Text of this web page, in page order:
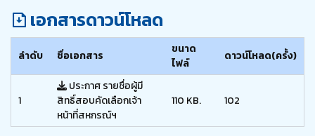
เอกสารดาวน์โหลด
ลำดับ ชื่อเอกสาร
ขนาด
ไฟล์
ดาวน์โหลด(ครั้ง)
1
ประกาศ รายชื่อผู้มี
สิทธิ์สอบคัดเลือกเจ้า
หน้าที่สหกรณ์ฯ
110 KB. 102